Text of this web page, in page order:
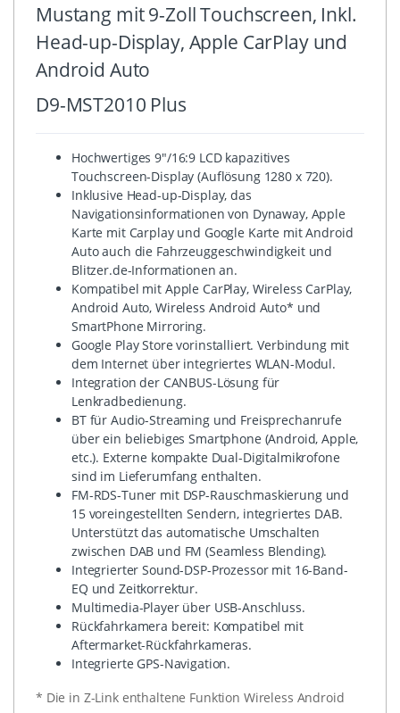
Mustang mit 9-Zoll Touchscreen, Inkl.
Head-up-Display, Apple CarPlay und
Android Auto
D9-MST2010 Plus
Hochwertiges 9″/16:9 LCD kapazitives
Touchscreen-Display (Auflösung 1280 x 720).
Inklusive Head-up-Display, das
Navigationsinformationen von Dynaway, Apple
Karte mit Carplay und Google Karte mit Android
Auto auch die Fahrzeuggeschwindigkeit und
Blitzer.de-Informationen an.
Kompatibel mit Apple CarPlay, Wireless CarPlay,
Android Auto, Wireless Android Auto* und
SmartPhone Mirroring.
Google Play Store vorinstalliert. Verbindung mit
dem Internet über integriertes WLAN-Modul.
Integration der CANBUS-Lösung für
Lenkradbedienung.
BT für Audio-Streaming und Freisprechanrufe
über ein beliebiges Smartphone (Android, Apple,
etc.). Externe kompakte Dual-Digitalmikrofone
sind im Lieferumfang enthalten.
FM-RDS-Tuner mit DSP-Rauschmaskierung und
15 voreingestellten Sendern, integriertes DAB.
Unterstützt das automatische Umschalten
zwischen DAB und FM (Seamless Blending).
Integrierter Sound-DSP-Prozessor mit 16-Band-
EQ und Zeitkorrektur.
Multimedia-Player über USB-Anschluss.
Rückfahrkamera bereit: Kompatibel mit
Aftermarket-Rückfahrkameras.
Integrierte GPS-Navigation.
* Die in Z-Link enthaltene Funktion Wireless Android